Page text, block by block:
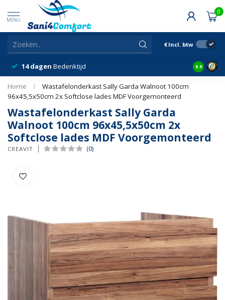
MENU
0
€ Incl. btw
14 dagen Bedenktijd Snelle
8.9
Home /
Wastafelonderkast Sally Garda Walnoot 100cm
96x45,5x50cm 2x Softclose lades MDF Voorgemonteerd
Wastafelonderkast Sally Garda
Walnoot 100cm 96x45,5x50cm 2x
Softclose lades MDF Voorgemonteerd
CREAVIT (0)